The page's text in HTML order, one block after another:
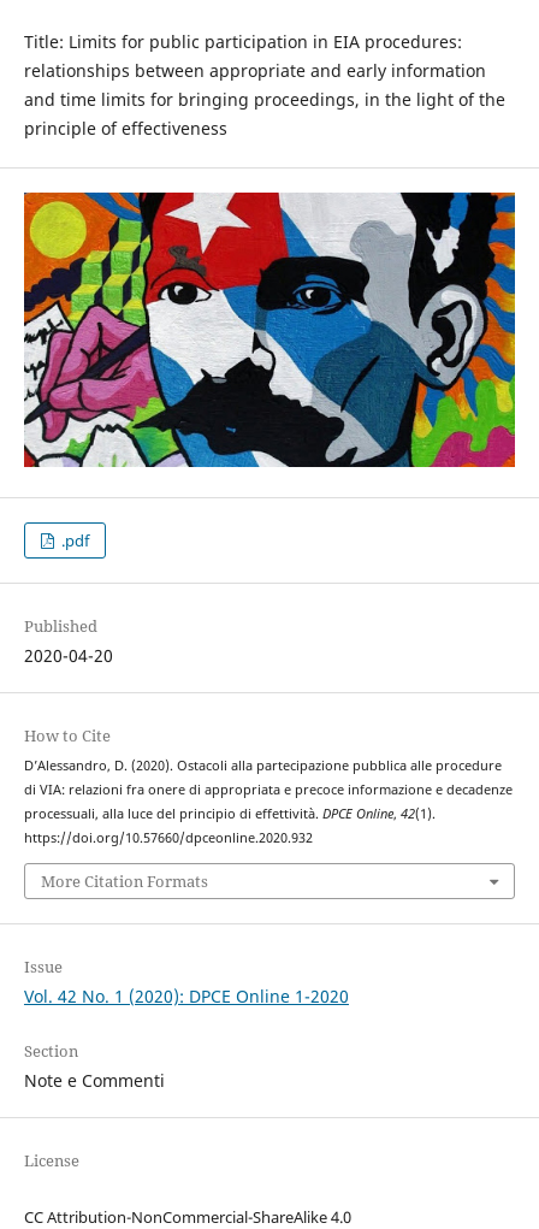
Title: Limits for public participation in EIA procedures:
relationships between appropriate and early information
and time limits for bringing proceedings, in the light of the
principle of effectiveness
.pdf
Published
2020-04-20
How to Cite
D’Alessandro, D. (2020). Ostacoli alla partecipazione pubblica alle procedure
di VIA: relazioni fra onere di appropriata e precoce informazione e decadenze
processuali, alla luce del principio di effettività. DPCE Online, 42(1).
https://doi.org/10.57660/dpceonline.2020.932
More Citation Formats
Issue
Vol. 42 No. 1 (2020): DPCE Online 1-2020
Section
Note e Commenti
License
CC Attribution-NonCommercial-ShareAlike 4.0